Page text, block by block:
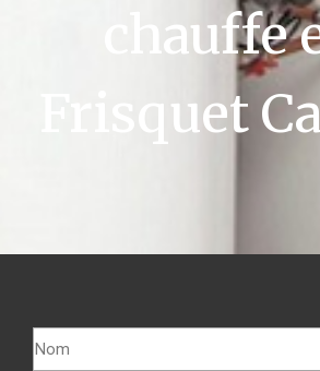
chauffe
Frisquet